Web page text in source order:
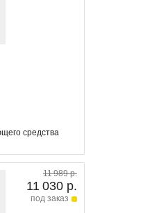
средства
11 989 р.
11 030 р.
под заказ